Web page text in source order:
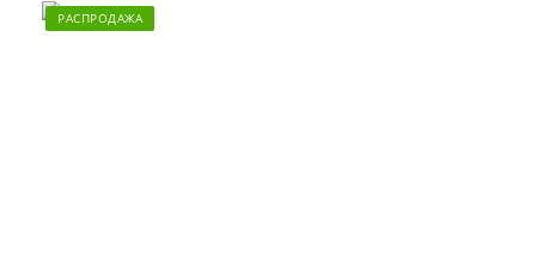
РАСПРОДАЖА